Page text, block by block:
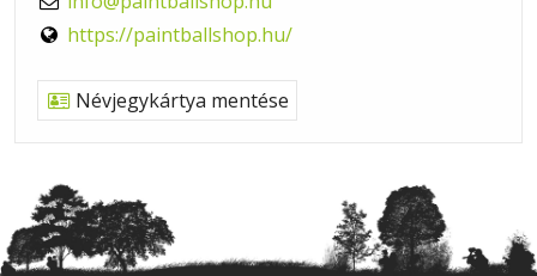
https://paintballshop.hu/
Névjegykártya mentése